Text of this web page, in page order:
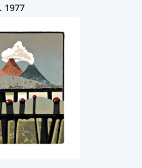
1977